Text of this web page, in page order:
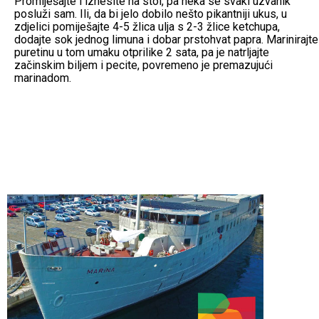
posluži sam. Ili, da bi jelo dobilo nešto pikantniji ukus, u
zdjelici pomiješajte 4-5 žlica ulja s 2-3 žlice ketchupa,
dodajte sok jednog limuna i dobar prstohvat papra. Marinirajte
puretinu u tom umaku otprilike 2 sata, pa je natrljajte
začinskim biljem i pecite, povremeno je premazujući
marinadom.